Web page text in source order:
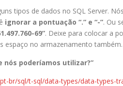
tipos de dados no SQL Server.
ignorar a pontuação “.” e “-”. Ou
69”. Deixe para colocar a
espaço no armazenamento também.
nós poderíamos utilizar?”
br/sql/t-sql/data-types/data-types-